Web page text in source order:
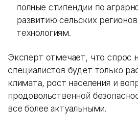
полные стипендии по
развитию сельских
технологиям.
Эксперт отмечает, что спрос
специалистов будет только
климата, рост населения и
продовольственной
все более актуальными.